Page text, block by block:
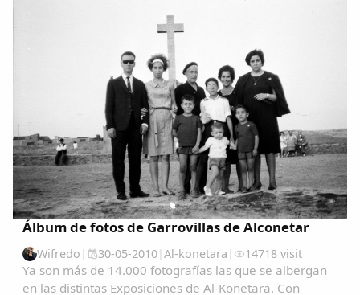
Álbum de fotos de Garrovillas de Alconetar
Wifredo | 30-05-2010| Al-konetara | 14718 visit
Ya son más de 14.000 fotografías las que se albergan
en las distintas Exposiciones de Al-Konetara. Con